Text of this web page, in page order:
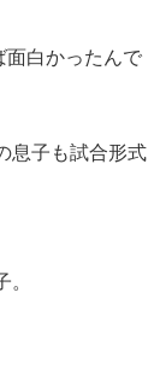
面白かったんで
息子も試合形式